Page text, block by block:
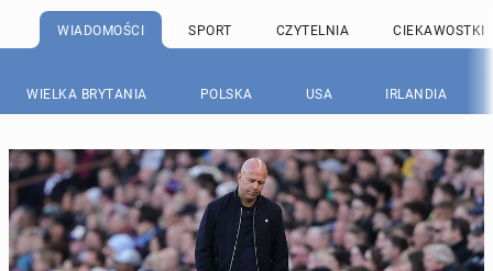
WIADOMOŚCI SPORT CZYTELNIA CIEKAWOSTKI
WIELKA BRYTANIA POLSKA USA IRLANDIA